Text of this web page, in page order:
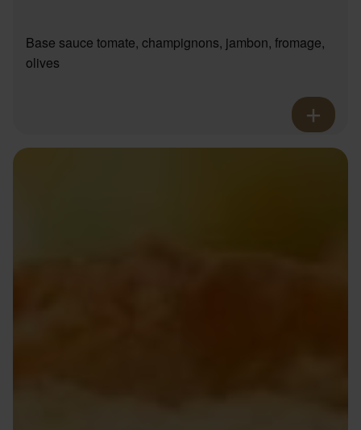
Base sauce tomate, champignons, jambon, fromage,
olives